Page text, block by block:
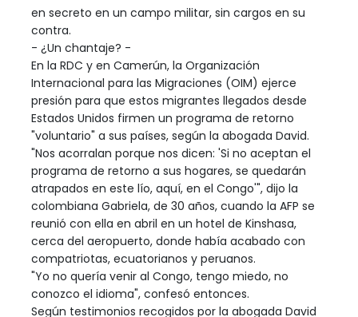
en secreto en un campo militar, sin cargos en su
contra.
- ¿Un chantaje? -
En la RDC y en Camerún, la Organización
Internacional para las Migraciones (OIM) ejerce
presión para que estos migrantes llegados desde
Estados Unidos firmen un programa de retorno
"voluntario" a sus países, según la abogada David.
"Nos acorralan porque nos dicen: 'Si no aceptan el
programa de retorno a sus hogares, se quedarán
atrapados en este lío, aquí, en el Congo'", dijo la
colombiana Gabriela, de 30 años, cuando la AFP se
reunió con ella en abril en un hotel de Kinshasa,
cerca del aeropuerto, donde había acabado con
compatriotas, ecuatorianos y peruanos.
"Yo no quería venir al Congo, tengo miedo, no
conozco el idioma", confesó entonces.
Según testimonios recogidos por la abogada David